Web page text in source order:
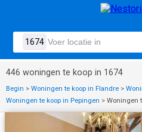
446 woningen te koop in 1674
Begin > Woningen te koop in Flandre >
Woningen te koop in Pepingen > Woningen